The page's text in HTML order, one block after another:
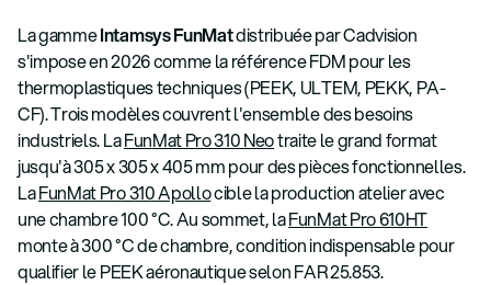
La gammeIntamsys FunMatdistribuée par Cadvision
s'impose en 2026 comme la référence FDM pour les
thermoplastiques techniques (PEEK, ULTEM, PEKK, PA-
CF). Trois modèles couvrent l'ensemble des besoins
industriels. LaFunMat Pro 310 Neotraite le grand format
jusqu'à 305 x 305 x 405 mm pour des pièces fonctionnelles.
LaFunMat Pro 310 Apollocible la production atelier avec
une chambre 100 °C. Au sommet, laFunMat Pro 610HT
monte à 300 °C de chambre, condition indispensable pour
qualifier le PEEK aéronautique selon FAR 25.853.